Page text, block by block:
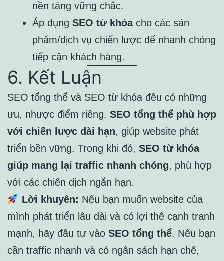
nền tảng vững chắc.
Áp dụng SEO từ khóacho các sản
phẩm/dịch vụ chiến lược để nhanh chóng
tiếp cận khách hàng.
6. Kết Luận
SEO tổng thể và SEO từ khóa đều có những
ưu, nhược điểm riêng. SEO tổng thể phù hợp
với chiến lược dài hạn, giúp website phát
triển bền vững. Trong khi đó, SEO từ khóa
giúp mang lại traffic nhanh chóng, phù hợp
với các chiến dịch ngắn hạn.
Lời khuyên: Nếu bạn muốn website của
mình phát triển lâu dài và có lợi thế cạnh tranh
mạnh, hãy đầu tư vào SEO tổng thể. Nếu bạn
cần traffic nhanh và có ngân sách hạn chế,